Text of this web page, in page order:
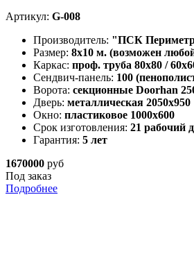
Артикул: G-008
Производитель: "ПСК
Размер: 8х10 м. (возможен
Каркас: проф. труба 80х80 /
Сендвич-панель: 100
Ворота: секционные Doorhan
Дверь: металлическая 2050х950
Окно: пластиковое 1000х600
Срок изготовления: 21 рабочий
Гарантия: 5 лет
1670000 руб
Под заказ
Подробнее